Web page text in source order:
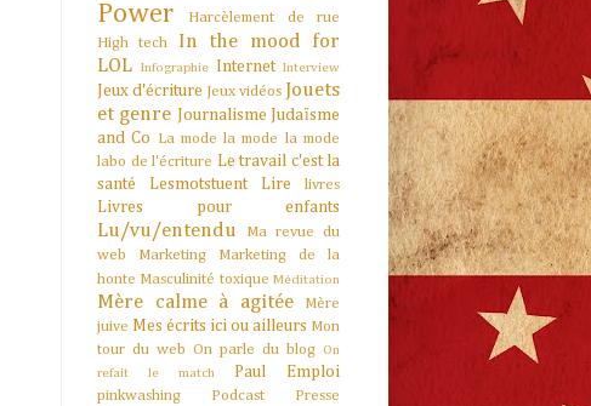
Power
Harcèlement de rue
High tech
In the mood for
LOL
Infographie Internet Interview
Jeux d'écriture Jeux vidéos Jouets
et genre
Journalisme
Judaïsme
and Co
La mode la mode la mode
labo de l'écriture Le travail c'est la
santé
Lesmotstuent Lire livres
Livres pour enfants
Lu/vu/entendu
Ma revue du
web
Marketing
Marketing de la
honte Masculinité toxique Méditation
Mère calme à agitée
Mère
juive Mes écrits ici ou ailleurs Mon
tour du web On parle du blog
On
refait le match
Paul Emploi
pinkwashing Podcast
Presse